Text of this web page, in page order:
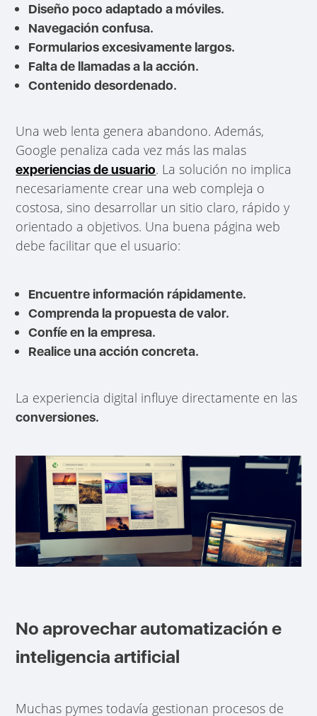
Diseño poco adaptado a móviles.
Navegación confusa.
Formularios excesivamente largos.
Falta de llamadas a la acción.
Contenido desordenado.
Una web lenta genera abandono. Además,
Google penaliza cada vez más las malas
experiencias de usuario. La solución no implica
necesariamente crear una web compleja o
costosa, sino desarrollar un sitio claro, rápido y
orientado a objetivos. Una buena página web
debe facilitar que el usuario:
Encuentre información rápidamente.
Comprenda la propuesta de valor.
Confíe en la empresa.
Realice una acción concreta.
La experiencia digital influye directamente en las
conversiones.
No aprovechar automatización e
inteligencia artificial
Muchas pymes todavía gestionan procesos de